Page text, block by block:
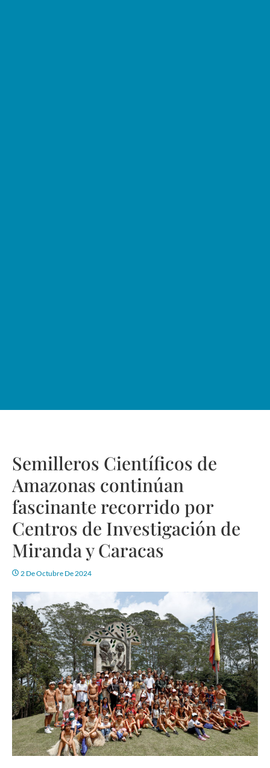
Semilleros Científicos de
Amazonas continúan
fascinante recorrido por
Centros de Investigación de
Miranda y Caracas
2 De Octubre De 2024